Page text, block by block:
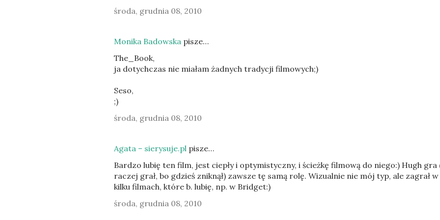
środa, grudnia 08, 2010
Monika Badowska pisze…
The_Book,
ja dotychczas nie miałam żadnych tradycji filmowych;)
Seso,
;)
środa, grudnia 08, 2010
Agata – sierysuje.pl pisze…
Bardzo lubię ten film, jest ciepły i optymistyczny, i ścieżkę filmową do niego:) Hugh gra
raczej grał, bo gdzieś zniknął) zawsze tę samą rolę. Wizualnie nie mój typ, ale zagrał w
kilku filmach, które b. lubię, np. w Bridget:)
środa, grudnia 08, 2010